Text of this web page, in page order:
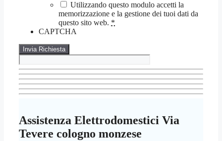
Utilizzando questo modulo accetti la
memorizzazione e la gestione dei tuoi dati da
questo sito web. *
CAPTCHA
Assistenza Elettrodomestici Via
Tevere cologno monzese